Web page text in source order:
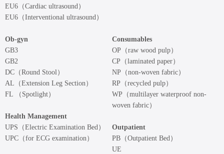
EU6（Cardiac ultrasound）
EU6（Interventional ultrasound）
Ob-gyn
GB3
GB2
DC（Round Stool）
AL（Extension Leg Section）
FL （Spotlight）
Health Management
UPS（Electric Examination Bed）
UPC（for ECG examination）
Consumables
OP（raw wood pulp）
CP（laminated paper）
NP（non-woven fabric）
RP（recycled pulp）
WP（multilayer waterproof non-
woven fabric）
Outpatient
PB（Outpatient Bed）
UE